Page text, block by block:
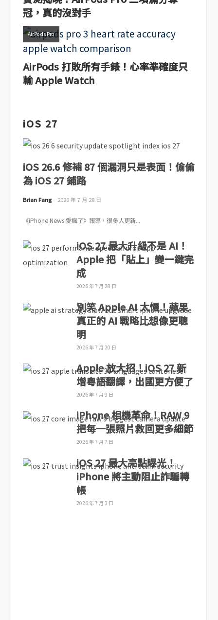
冠，真的沒對手
AirPods Pro
AirPods 打敗所有手錶！心率準確度只
輸 Apple Watch
iOS 27
iOS 26.6 修補 87 個漏洞只是表面！偷偷
為 iOS 27 鋪路
Brian Fang 2026 年 7 月 28 日
《iPhone News 愛瘋了》報導，很多人更新...
iOS 27 最大升級不是 AI！
Apple 把「貼上」變一鍵完
成
2026 年 7 月 28 日
別笑 Apple AI 太慢！蘋果
真正的 AI 戰略比想像更聰
明
2026 年 7 月 20 日
Apple 放大招！iOS 27 新
增粵語翻譯，出國更方便了
2026 年 7 月 9 日
iPhone 相機革命！RAW 9
把每一張照片救回更多細節
2026 年 7 月 7 日
iOS 27 最大亮點曝光！
iPhone 將主動阻止詐騙轉
帳
2026 年 7 月 3 日